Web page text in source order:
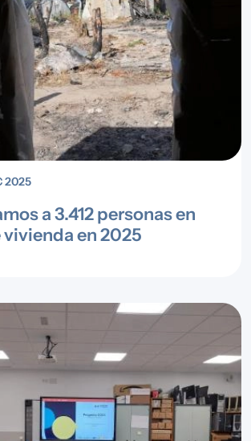
2025
a 3.412 personas en
en 2025